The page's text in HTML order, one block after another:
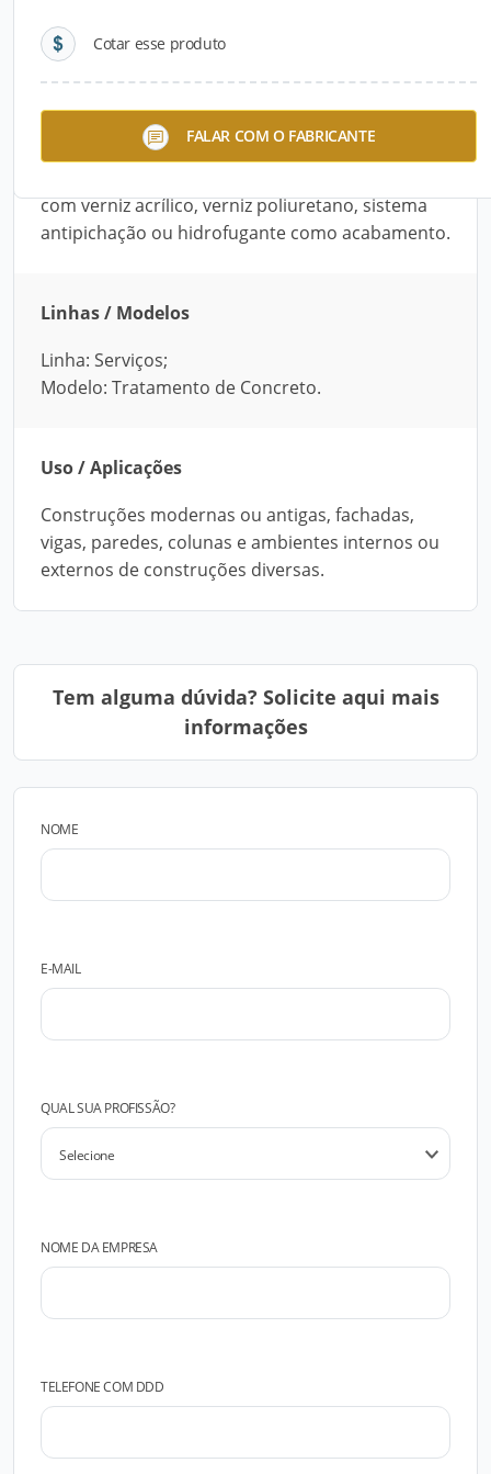
Cotar esse produto
FALAR COM O FABRICANTE
Descrição do Produto
O processo de Tratamento de Concreto da
Engeral inclui lixamento mecânico, estucamento
com verniz acrílico, verniz poliuretano, sistema
antipichação ou hidrofugante como acabamento.
Linhas / Modelos
Linha: Serviços;
Modelo: Tratamento de Concreto.
Uso / Aplicações
Construções modernas ou antigas, fachadas,
vigas, paredes, colunas e ambientes internos ou
externos de construções diversas.
Tem alguma dúvida? Solicite aqui mais
informações
NOME
E-MAIL
QUAL SUA PROFISSÃO?
NOME DA EMPRESA
TELEFONE COM DDD